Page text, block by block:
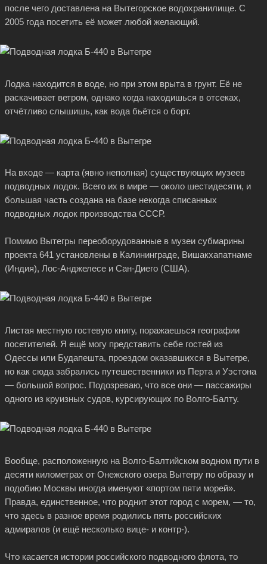
после чего доставлена на Вытегорское водохранилище. С
2005 года посетить её может любой желающий.
Лодка находится в воде, но при этом врыта в грунт. Её не
раскачивает ветром, однако когда находишься в отсеках,
отчётливо слышишь, как вода бьётся о борт.
На входе — карта (явно неполная) существующих музеев
подводных лодок. Всего их в мире — около шестидесяти, и
большая часть создана на базе некогда списанных
подводных лодок производства СССР.
Помимо Вытегры переоборудованные в музеи субмарины
проекта 641 установлены в Калининграде, Вишакхапатнаме
(Индия), Лос-Анджелесе и Сан-Диего (США).
Листая местную гостевую книгу, поражаешься географии
посетителей. Я ещё могу представить себе гостей из
Одессы или Будапешта, проездом оказавшихся в Вытегре,
но как сюда забрались путешественники из Перта и Уэстона
— большой вопрос. Подозреваю, что все они — пассажиры
одного из круизных судов, курсирующих по Волго-Балту.
Вообще, расположенную на Волго-Балтийском водном пути в
десяти километрах от Онежского озера Вытегру по образу и
подобию Москвы иногда именуют «портом пяти морей».
Правда, единственное, что роднит этот город с морем, — то,
что здесь в разное время родились пять российских
адмиралов (и ещё несколько вице- и контр-).
Что касается истории российского подводного флота, то